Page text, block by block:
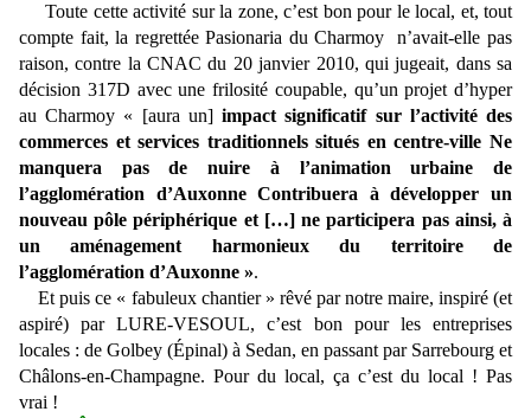
Toute cette activité sur la zone, c’est bon pour le local, et, tout
compte fait, la regrettée Pasionaria du Charmoy n’avait-elle pas
raison, contre la CNAC du 20 janvier 2010, qui jugeait, dans sa
décision 317D avec une frilosité coupable, qu’un projet d’hyper
au Charmoy « [aura un]impact significatif sur l’activité des
commerces et services traditionnels situés en centre-ville Ne
manquera pas de nuire à l’animation urbaine de
l’agglomération d’Auxonne Contribuera à développer un
nouveau pôle périphérique et […] ne participera pas ainsi, à
un aménagement harmonieux du territoire de
l’agglomération d’Auxonne ».
Et puis ce « fabuleux chantier » rêvé par notre maire, inspiré (et
aspiré) par LURE-VESOUL, c’est bon pour les entreprises
locales : de Golbey (Épinal) à Sedan, en passant par Sarrebourg et
Châlons-en-Champagne. Pour du local, ça c’est du local ! Pas
vrai !